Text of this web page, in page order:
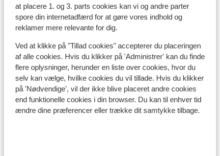
at placere 1. og 3. parts cookies kan vi og andre parter
spore din internetadfærd for at gøre vores indhold og
reklamer mere relevante for dig.
Ved at klikke på "Tillad cookies" accepterer du placeringen
af alle cookies. Hvis du klikker på 'Administrer' kan du finde
flere oplysninger, herunder en liste over cookies, hvor du
selv kan vælge, hvilke cookies du vil tillade. Hvis du klikker
på 'Nødvendige', vil der ikke blive placeret andre cookies
end funktionelle cookies i din browser. Du kan til enhver tid
ændre dine præferencer eller trække dit samtykke tilbage.
I området
I centrum
Afstand til skipiste ca. 750 meter
Afstand til busstoppested til skilift ca. 50 meter (
skibus gratis mod forevisning af liftkort)
Afstand til skilift achterjet: ca. 750 meter
Afstand til nærmeste butikker ca. 50 meter
Afstand til nærmeste kiosk ca. 650 meter
Liftkort/skileje/undervisning